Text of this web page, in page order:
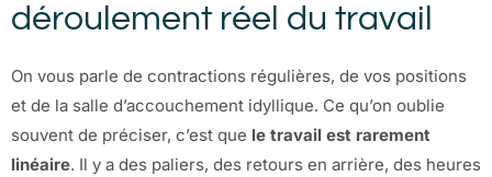
déroulement réel du travail
On vous parle de contractions régulières, de vos positions
et de la salle d’accouchement idyllique. Ce qu’on oublie
souvent de préciser, c’est que le travail est rarement
linéaire. Il y a des paliers, des retours en arrière, des heures